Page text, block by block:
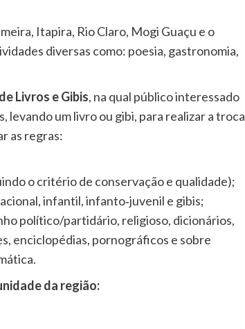
Itapira, Rio Claro, Mogi Guaçu e o
diversas como: poesia, gastronomia,
Livros e Gibis, na qual público interessado
levando um livro ou gibi, para realizar a troca
as regras:
o critério de conservação e qualidade);
infantil, infanto‐juvenil e gibis;
político/partidário, religioso, dicionários,
enciclopédias, pornográficos e sobre
da região: